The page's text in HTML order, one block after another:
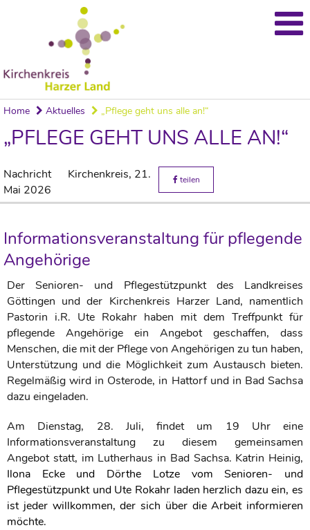
Home Aktuelles „Pflege geht uns alle an!“
„PFLEGE GEHT UNS ALLE AN!“
Nachricht Kirchenkreis, 21.
Mai 2026
teilen
Informationsveranstaltung für pflegende
Angehörige
Der Senioren- und Pflegestützpunkt des Landkreises
Göttingen und der Kirchenkreis Harzer Land, namentlich
Pastorin i.R. Ute Rokahr haben mit dem Treffpunkt für
pflegende Angehörige ein Angebot geschaffen, dass
Menschen, die mit der Pflege von Angehörigen zu tun haben,
Unterstützung und die Möglichkeit zum Austausch bieten.
Regelmäßig wird in Osterode, in Hattorf und in Bad Sachsa
dazu eingeladen.
Am Dienstag, 28. Juli, findet um 19 Uhr eine
Informationsveranstaltung zu diesem gemeinsamen
Angebot statt, im Lutherhaus in Bad Sachsa. Katrin Heinig,
Ilona Ecke und Dörthe Lotze vom Senioren- und
Pflegestützpunkt und Ute Rokahr laden herzlich dazu ein, es
ist jeder willkommen, der sich über die Arbeit informieren
möchte.